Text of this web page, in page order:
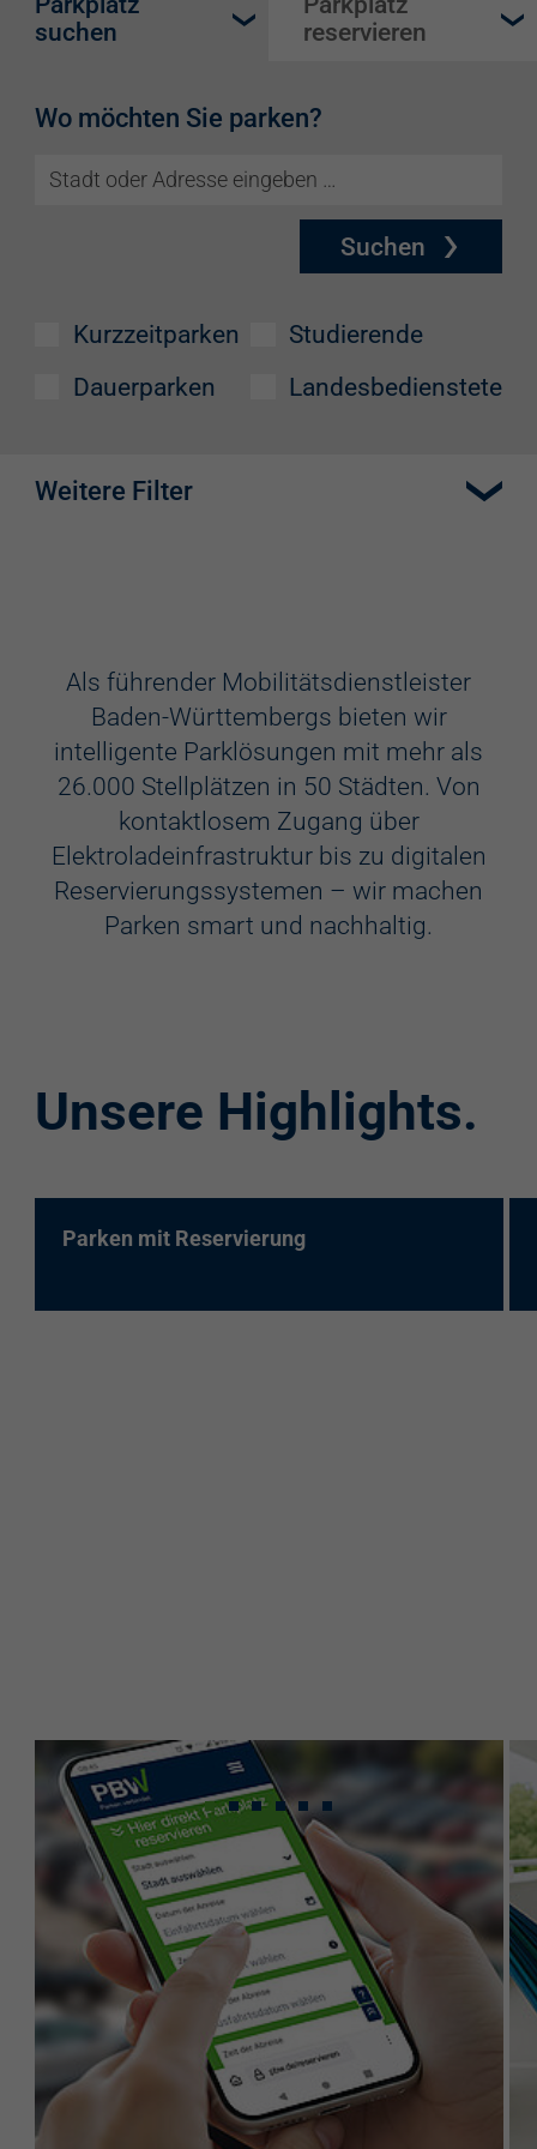
suchen
reservieren
Wo möchten Sie parken?
Suchen
Kurzzeitparken
Dauerparken
Studierende
Landesbedienstete
Weitere Filter
Aufzug
Videokameras
Schülerkunst
Behindertenstellplätze
Familienstellplätze
re:charge-Karte
Als führender Mobilitätsdienstleister
Baden-Württembergs bieten wir
intelligente Parklösungen mit mehr als
26.000 Stellplätzen in 50 Städten. Von
kontaktlosem Zugang über
Elektroladeinfrastruktur bis zu digitalen
Reservierungssystemen – wir machen
Parken smart und nachhaltig.
Unsere Highlights.
Parken mit Reservierung
Gebündeltes Know-
how für maximale
Leistung.